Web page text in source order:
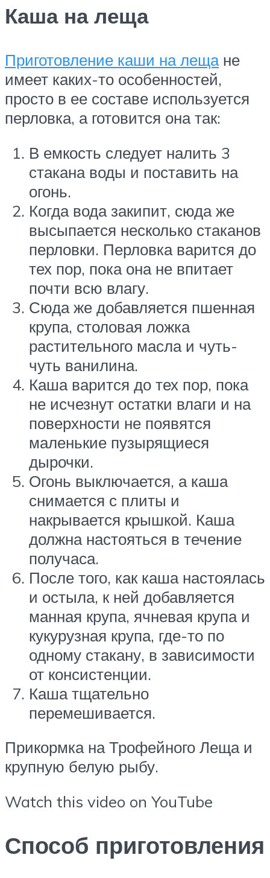
Каша на леща
Приготовление каши на лещане
имеет каких-то особенностей,
просто в ее составе используется
перловка, а готовится она так:
В емкость следует налить 3
стакана воды и поставить на
огонь.
Когда вода закипит, сюда же
высыпается несколько стаканов
перловки. Перловка варится до
тех пор, пока она не впитает
почти всю влагу.
Сюда же добавляется пшенная
крупа, столовая ложка
растительного масла и чуть-
чуть ванилина.
Каша варится до тех пор, пока
не исчезнут остатки влаги и на
поверхности не появятся
маленькие пузырящиеся
дырочки.
Огонь выключается, а каша
снимается с плиты и
накрывается крышкой. Каша
должна настояться в течение
получаса.
После того, как каша настоялась
и остыла, к ней добавляется
манная крупа, ячневая крупа и
кукурузная крупа, где-то по
одному стакану, в зависимости
от консистенции.
Каша тщательно
перемешивается.
Прикормка на Трофейного Леща и
крупную белую рыбу.
Watch this video on YouTube
Способ приготовления